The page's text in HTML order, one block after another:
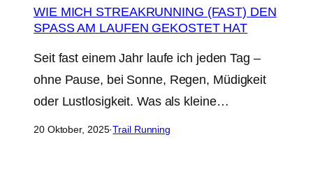
WIE MICH STREAKRUNNING (FAST) DEN
SPASS AM LAUFEN GEKOSTET HAT
Seit fast einem Jahr laufe ich jeden Tag –
ohne Pause, bei Sonne, Regen, Müdigkeit
oder Lustlosigkeit. Was als kleine…
20 Oktober, 2025·Trail Running